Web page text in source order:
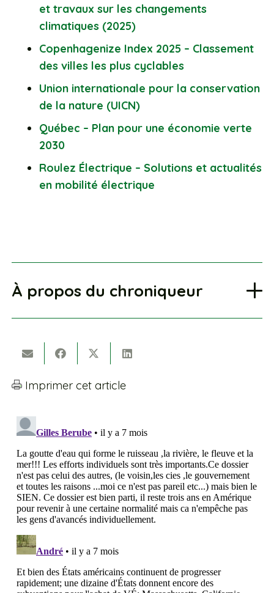
et travaux sur les changements
climatiques (2025)
Copenhagenize Index 2025 – Classement
des villes les plus cyclables
Union internationale pour la conservation
de la nature (UICN)
Québec – Plan pour une économie verte
2030
Roulez Électrique – Solutions et actualités
en mobilité électrique
À propos du chroniqueur
Imprimer cet article